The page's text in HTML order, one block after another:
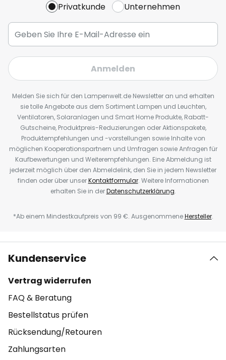
Privatkunde Unternehmen
Anmelden
Melden Sie sich für den Lampenwelt.de Newsletter an und erhalten
sie tolle Angebote aus dem Sortiment Lampen und Leuchten,
Ventilatoren, Solaranlagen und Smart Home Produkte, Rabatt-
Gutscheine, Produktpreis-Reduzierungen oder Aktionspakete,
Produktempfehlungen und -vorstellungen sowie Inhalte von
möglichen Kooperationspartnern und Umfragen sowie Anfragen für
Kaufbewertungen und Weiterempfehlungen. Eine Abmeldung ist
jederzeit möglich über den Abmeldelink, den Sie in jedem Newsletter
finden oder über unserKontaktformular. Weitere Informationen
erhalten Sie in derDatenschutzerklärung.
*Ab einem Mindestkaufpreis von 99 €. AusgenommeneHersteller.
Kundenservice
Vertrag widerrufen
FAQ & Beratung
Bestellstatus prüfen
Rücksendung/Retouren
Zahlungsarten